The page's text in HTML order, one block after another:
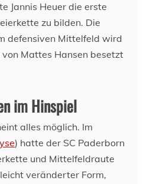
Jannis Heuer die erste
zu bilden. Die
defensiven Mittelfeld wird
Mattes Hansen besetzt
im Hinspiel
alles möglich. Im
) hatte der SC Paderborn
und Mittelfeldraute
veränderter Form,